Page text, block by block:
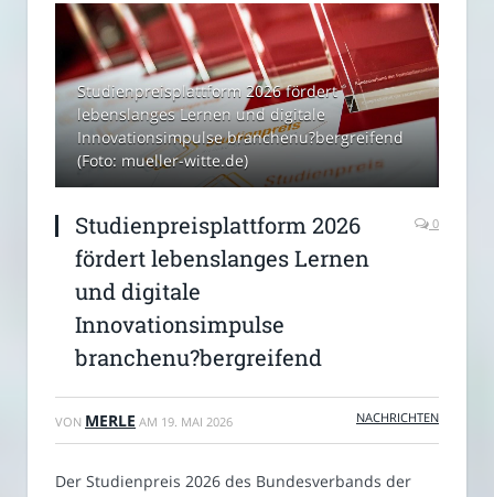
Studienpreisplattform 2026 fördert
lebenslanges Lernen und digitale
Innovationsimpulse branchenu?bergreifend
(Foto: mueller-witte.de)
Studienpreisplattform 2026
fördert lebenslanges Lernen
und digitale
Innovationsimpulse
branchenu?bergreifend
0
VON MERLE AM 19. MAI 2026 NACHRICHTEN
Der Studienpreis 2026 des Bundesverbands der